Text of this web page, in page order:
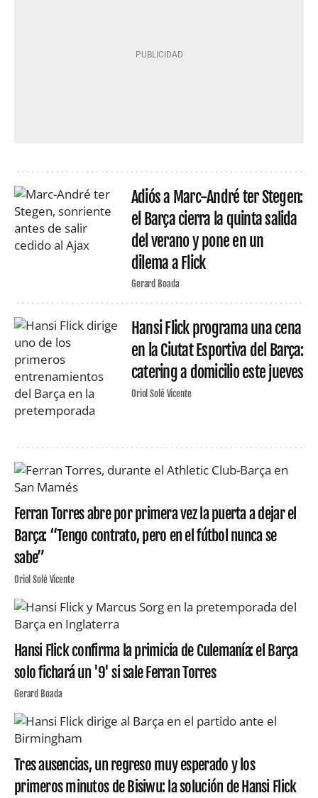
Adiós a Marc-André ter Stegen:
el Barça cierra la quinta salida
del verano y pone en un
dilema a Flick
Gerard Boada
Hansi Flick programa una cena
en la Ciutat Esportiva del Barça:
catering a domicilio este jueves
Oriol Solé Vicente
Ferran Torres abre por primera vez la puerta a dejar el
Barça: “Tengo contrato, pero en el fútbol nunca se
sabe”
Oriol Solé Vicente
Hansi Flick confirma la primicia de Culemanía: el Barça
solo fichará un '9' si sale Ferran Torres
Gerard Boada
Tres ausencias, un regreso muy esperado y los
primeros minutos de Bisiwu: la solución de Hansi Flick